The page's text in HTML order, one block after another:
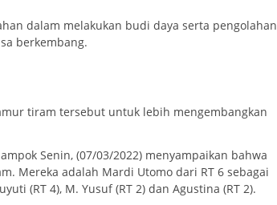
dalam melakukan budi daya serta pengolahan
berkembang.
tiram tersebut untuk lebih mengembangkan
Senin, (07/03/2022) menyampaikan bahwa
Mereka adalah Mardi Utomo dari RT 6 sebagai
(RT 4), M. Yusuf (RT 2) dan Agustina (RT 2).